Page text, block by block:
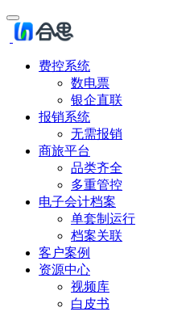
费控系统
数电票
银企直联
报销系统
无需报销
商旅平台
品类齐全
多重管控
电子会计档案
单套制运行
档案关联
客户案例
资源中心
视频库
白皮书